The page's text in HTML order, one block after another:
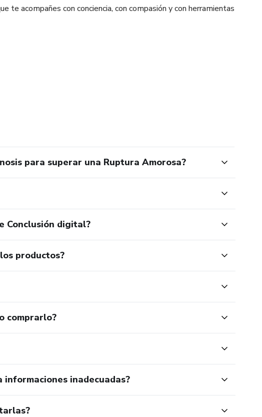
te acompañes con conciencia, con compasión y con herramientas
ruptura
para superar una Ruptura Amorosa?
Conclusión digital?
productos?
comprarlo?
informaciones inadecuadas?